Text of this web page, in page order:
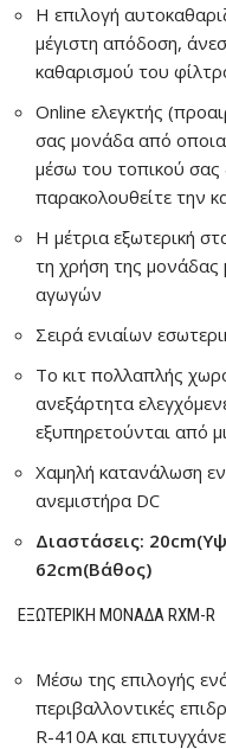
Η επιλογή
μέγιστη απόδοση,
καθαρισμού του
Online ελεγκτής
σας μονάδα από
μέσω του τοπικού σας
παρακολουθείτε την
Η μέτρια εξωτερική
τη χρήση της
αγωγών
Σειρά ενιαίων
Το κιτ πολλαπλής
ανεξάρτητα
εξυπηρετούνται από
Χαμηλή κατανάλωση
ανεμιστήρα DC
Διαστάσεις:
62cm(Βάθος)
ΕΞΩΤΕΡΙΚΉ ΜΟΝΆΔΑ RXM-R
Μέσω της επιλογής
περιβαλλοντικές
R-410A και